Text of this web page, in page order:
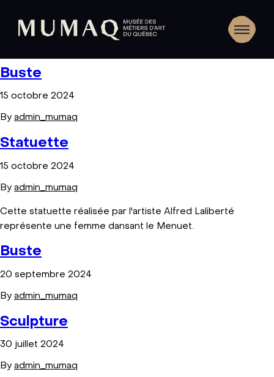
Buste
15 octobre 2024
By admin_mumaq
Statuette
15 octobre 2024
By admin_mumaq
Cette statuette réalisée par l'artiste Alfred Laliberté
représente une femme dansant le Menuet.
Buste
20 septembre 2024
By admin_mumaq
Sculpture
30 juillet 2024
By admin_mumaq